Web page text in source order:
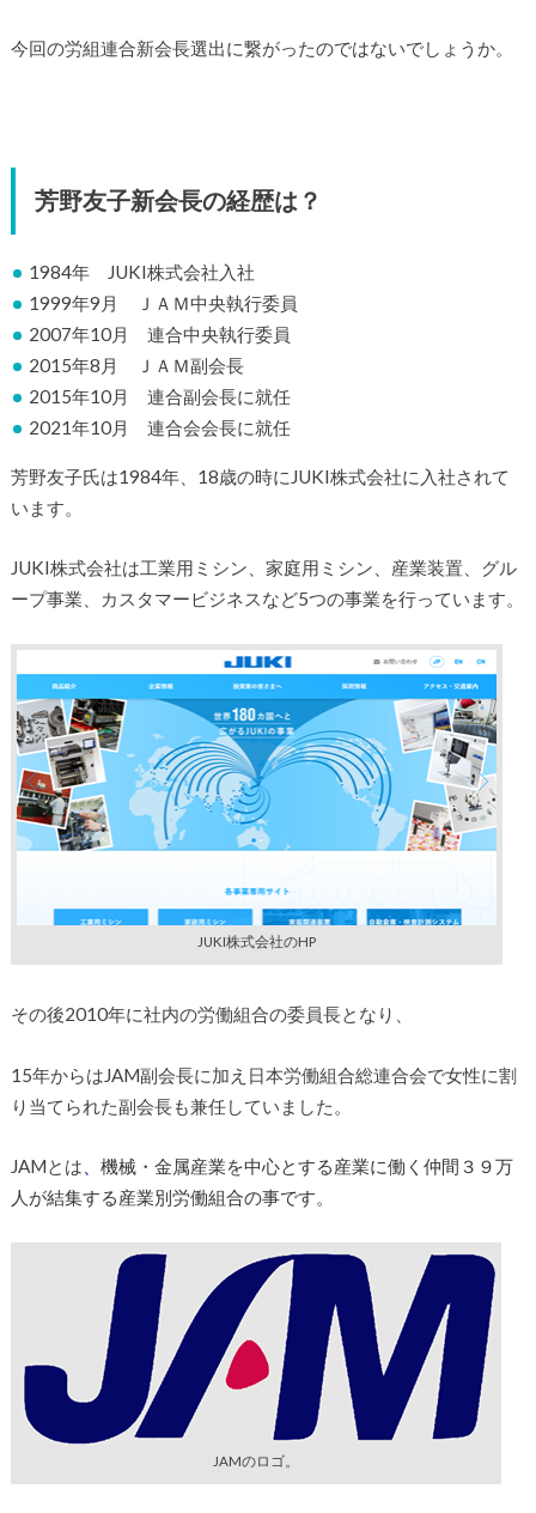
今回の労組連合新会長選出に繋がったのではないでしょうか。
芳野友子新会長の経歴は？
1984年 JUKI株式会社入社
1999年9月 ＪＡＭ中央執行委員
2007年10月 連合中央執行委員
2015年8月 ＪＡＭ副会長
2015年10月 連合副会長に就任
2021年10月 連合会会長に就任
芳野友子氏は1984年、18歳の時にJUKI株式会社に入社されて
います。
JUKI株式会社は工業用ミシン、家庭用ミシン、産業装置、グル
ープ事業、カスタマービジネスなど5つの事業を行っています。
JUKI株式会社のHP
その後2010年に社内の労働組合の委員長となり、
15年からはJAM副会長に加え日本労働組合総連合会で女性に割
り当てられた副会長も兼任していました。
JAMとは
機械・金属産業を中心とする産業に働く仲間３９万
人が結集する産業別労働組合の事です。
JAMのロゴ。